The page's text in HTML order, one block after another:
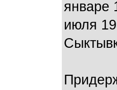
январе
июля